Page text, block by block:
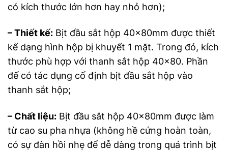
có kích thước lớn hơn hay nhỏ hơn);
– Thiết kế: Bịt đầu sắt hộp 40x80mm được thiết
kế dạng hình hộp bị khuyết 1 mặt. Trong đó, kích
thước phù hợp với thanh sắt hộp 40×80. Phần
đế có tác dụng cố định bịt đầu sắt hộp vào
thanh sắt hộp;
– Chất liệu: Bịt đầu sắt hộp 40x80mm được làm
từ cao su pha nhựa (không hề cứng hoàn toàn,
có sự đàn hồi nhẹ để dễ dàng trong quá trình bịt